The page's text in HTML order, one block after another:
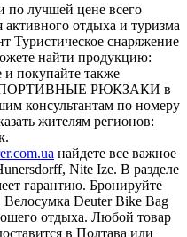
по лучшей цене всего
активного отдыха и туризма
Туристическое снаряжение
найти продукцию:
и покупайте также
РЮКЗАКИ в
консультантам по номеру
жителям регионов:
найдете все важное
Nite Ize. В разделе
гарантию. Бронируйте
Deuter Bike Bag
отдыха. Любой товар
в Полтава или